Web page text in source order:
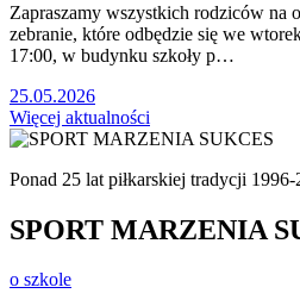
Zapraszamy wszystkich rodziców na
zebranie, które odbędzie się we
17:00, w budynku szkoły p…
25.05.2026
Więcej aktualności
Ponad 25 lat piłkarskiej tradycji 1996-
SPORT MARZENIA
o szkole